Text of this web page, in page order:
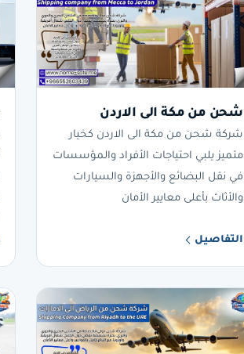
شحن من مكة الى الاردن
شركة شحن من مكة الى الاردن كخيار
متميز يلبي احتياجات الأفراد والمؤسسات
في نقل البضائع والأجهزة والسيارات
والأثاث بأعلى معايير الأمان
التفاصيل